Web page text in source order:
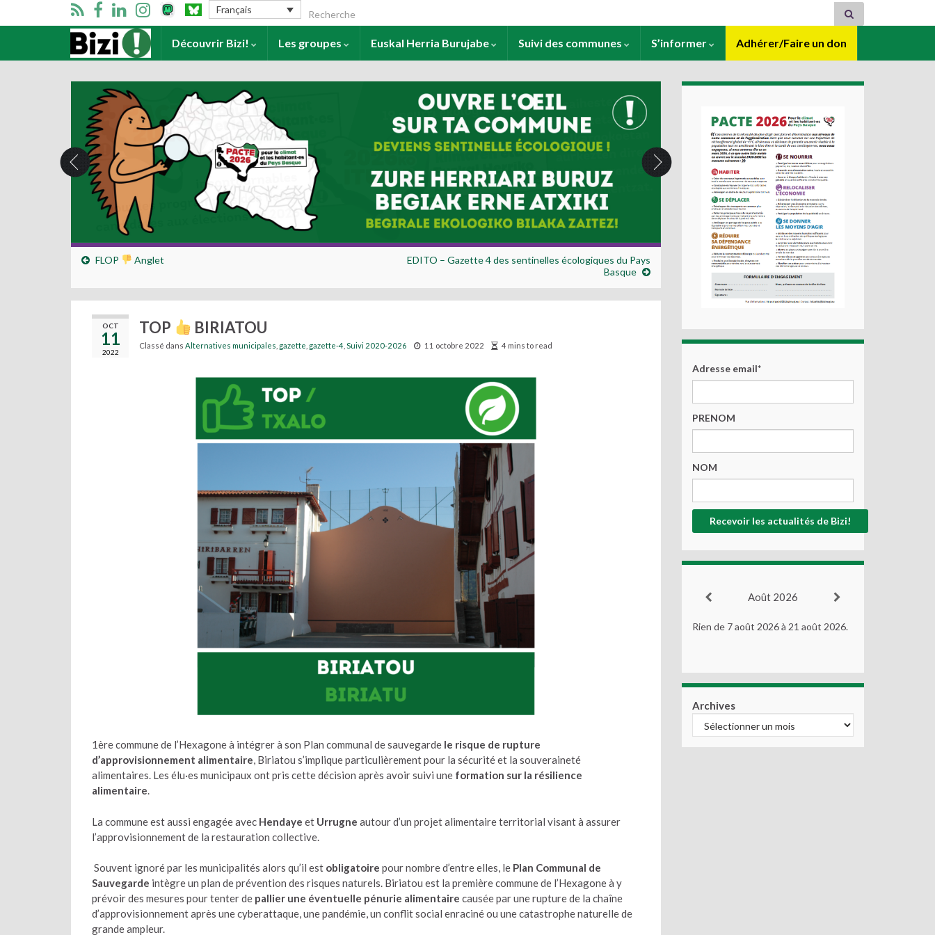
Français Search for:
Accueil Découvrir Bizi! Les groupes Euskal Herria Burujabe Suivi des communes S’informer Adhérer/Faire un don
FLOP Anglet
EDITO – Gazette 4 des sentinelles écologiques du Pays
Basque
OCT
11
2022
TOP BIRIATOU
Classé dans Alternatives municipales gazette gazette-4 Suivi 2020-2026 11 octobre 2022 4 mins to read
1ère commune de l’Hexagone à intégrer à son Plan communal de sauvegarde le risque de rupture
d’approvisionnement alimentaire, Biriatou s’implique particulièrement pour la sécurité et la souveraineté
alimentaires. Les élu·es municipaux ont pris cette décision après avoir suivi une formation sur la résilience
alimentaire.
La commune est aussi engagée avec Hendaye et Urrugne autour d’un projet alimentaire territorial visant à assurer
l’approvisionnement de la restauration collective.
Souvent ignoré par les municipalités alors qu’il est obligatoire pour nombre d’entre elles, le Plan Communal de
Sauvegarde intègre un plan de prévention des risques naturels. Biriatou est la première commune de l’Hexagone à y
prévoir des mesures pour tenter de pallier une éventuelle pénurie alimentaire causée par une rupture de la chaîne
d’approvisionnement après une cyberattaque, une pandémie, un conflit social enraciné ou une catastrophe naturelle de
grande ampleur.
Adresse email*
PRENOM
NOM
Août 2026
Rien de 7 août 2026 à 21 août 2026.
Archives